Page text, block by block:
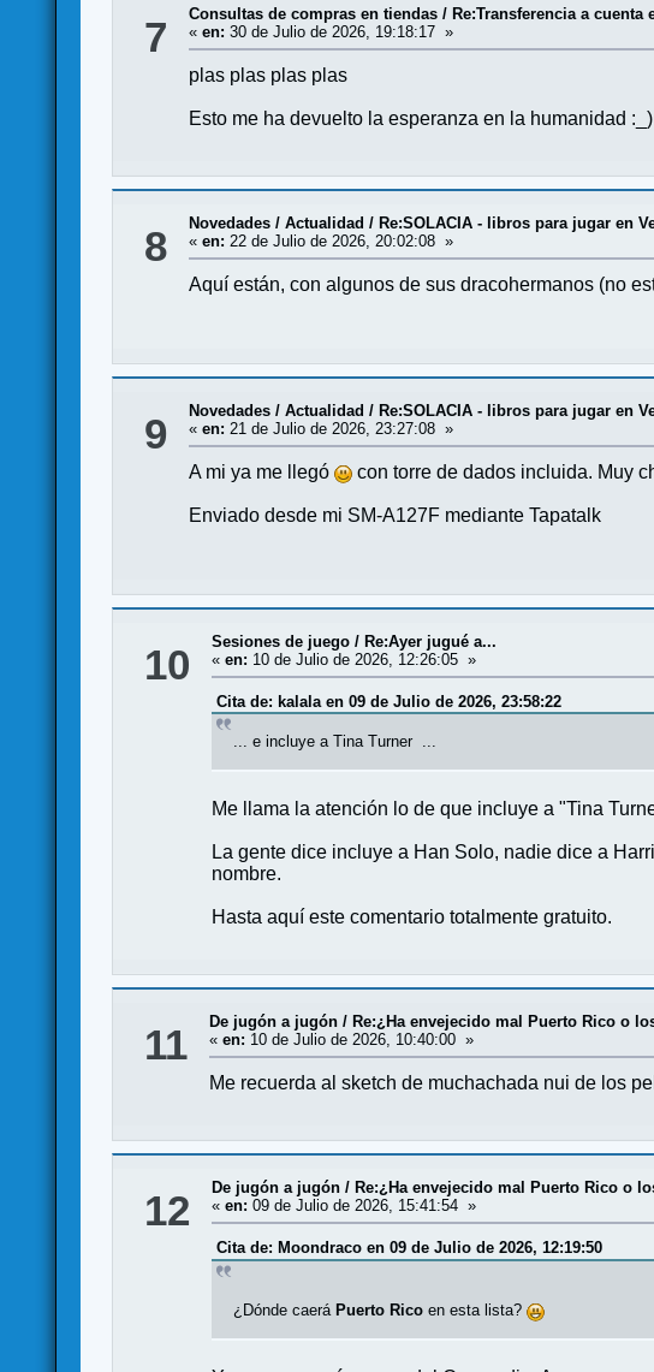
7 Consultas de compras en tiendas /Re:Transferencia a cuenta
«en: 30 de Julio de 2026, 19:18:17 »
plas plas plas plas
Esto me ha devuelto la esperanza en la humanidad :_)
8 Novedades / Actualidad /Re:SOLACIA - libros para jugar en
«en: 22 de Julio de 2026, 20:02:08 »
Aquí están, con algunos de sus dracohermanos (no
9 Novedades / Actualidad /Re:SOLACIA - libros para jugar en
«en: 21 de Julio de 2026, 23:27:08 »
A mi ya me llegó con torre de dados incluida. Muy
Enviado desde mi SM-A127F mediante Tapatalk
10 Sesiones de juego /Re:Ayer jugué a...
«en: 10 de Julio de 2026, 12:26:05 »
Cita de: kalala en 09 de Julio de 2026, 23:58:22
... e incluye a Tina Turner ...
Me llama la atención lo de que incluye a "Tina
La gente dice incluye a Han Solo, nadie dice a
nombre.
Hasta aquí este comentario totalmente gratuito.
11 De jugón a jugón / Re:¿Ha envejecido mal Puerto Rico o
«en: 10 de Julio de 2026, 10:40:00 »
Me recuerda al sketch de muchachada nui de los
12 De jugón a jugón / Re:¿Ha envejecido mal Puerto Rico o
«en: 09 de Julio de 2026, 15:41:54 »
Cita de: Moondraco en 09 de Julio de 2026, 12:19:50
¿Dónde caerá Puerto Rico en esta lista?